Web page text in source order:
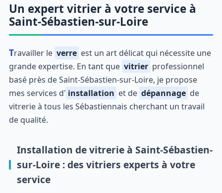
Un expert vitrier à votre service à
Saint-Sébastien-sur-Loire
Travailler le verre est un art délicat qui nécessite une
grande expertise. En tant que vitrier professionnel
basé près de Saint-Sébastien-sur-Loire, je propose
mes services d' installation et de dépannage de
vitrerie à tous les Sébastiennais cherchant un travail
de qualité.
Installation de vitrerie à Saint-Sébastien-
sur-Loire : des vitriers experts à votre
service